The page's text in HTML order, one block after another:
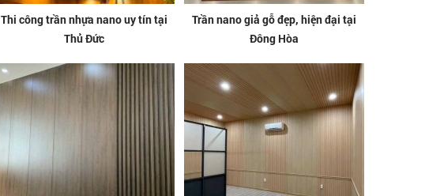
Thi công trần nhựa nano uy tín tại
Thủ Đức
Trần nano giả gỗ đẹp, hiện đại tại
Đông Hòa